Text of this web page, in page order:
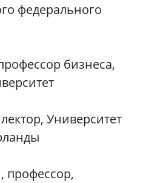
федерального
бизнеса,
Университет
профессор,